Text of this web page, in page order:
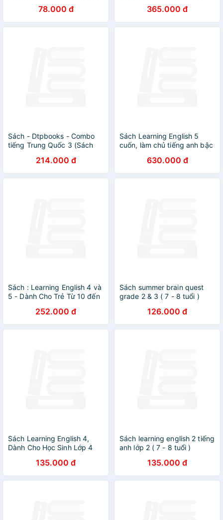
78.000 đ
Dtpbooks365.000 đ
Sách - Dtpbooks - Combo
tiếng Trung Quốc 3 (Sách
214.000 đ
Sách Learning English 5
cuốn, làm chủ tiếng anh bậc
630.000 đ
Sách : Learning English 4 và
5 - Dành Cho Trẻ Từ 10 đến
252.000 đ
Sách summer brain quest
grade 2 & 3 ( 7 - 8 tuổi )
126.000 đ
Sách Learning English 4,
Dành Cho Học Sinh Lớp 4
135.000 đ
Sách learning english 2 tiếng
anh lớp 2 ( 7 - 8 tuổi )
135.000 đ